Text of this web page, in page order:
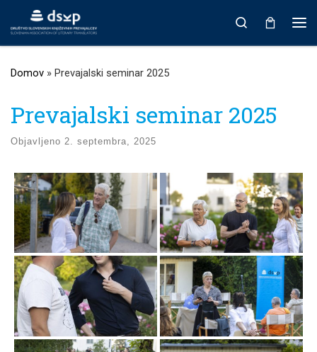
Prikaži vso vsebino
Search
Domov » Prevajalski seminar 2025
Prevajalski seminar 2025
Objavljeno 2. septembra, 2025